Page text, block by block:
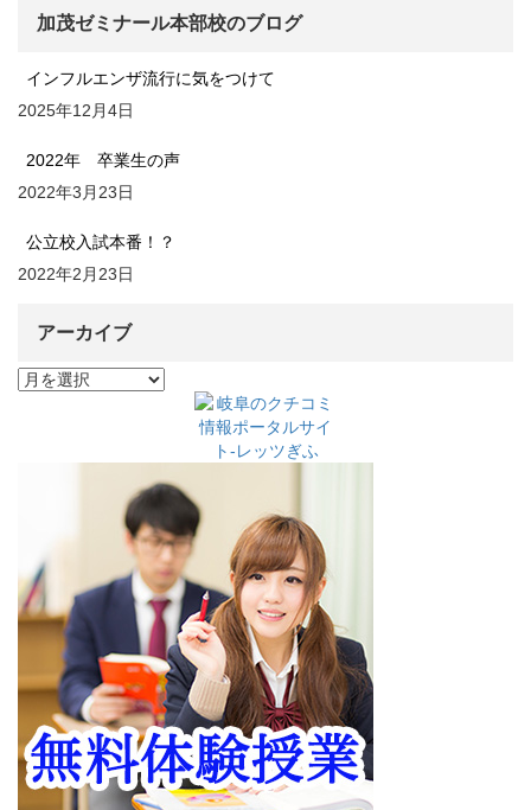
加茂ゼミナール本部校のブログ
インフルエンザ流行に気をつけて
2025年12月4日
2022年 卒業生の声
2022年3月23日
公立校入試本番！？
2022年2月23日
アーカイブ
ア